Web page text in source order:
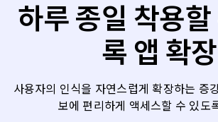
하루 종일 착용
록 앱 확장
사용자의 인식을 자연스럽게 확장하는 증
보에 편리하게 액세스할 수 있도